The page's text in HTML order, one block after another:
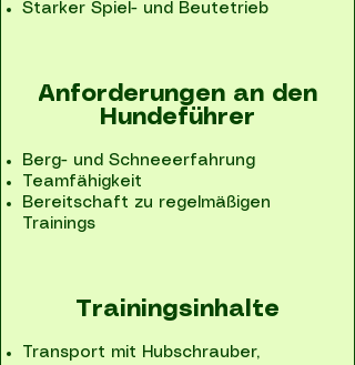
Starker Spiel- und Beutetrieb
Anforderungen an den
Hundeführer
Berg- und Schneeerfahrung
Teamfähigkeit
Bereitschaft zu regelmäßigen
Trainings
Trainingsinhalte
Transport mit Hubschrauber,